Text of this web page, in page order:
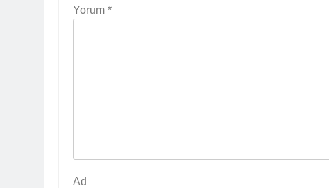
Yorum *
Ad